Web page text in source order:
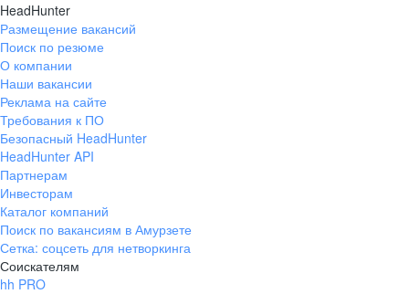
HeadHunter
Размещение вакансий
Поиск по резюме
О компании
Наши вакансии
Реклама на сайте
Требования к ПО
Безопасный HeadHunter
HeadHunter API
Партнерам
Инвесторам
Каталог компаний
Поиск по вакансиям в Амурзете
Сетка: соцсеть для нетворкинга
Соискателям
hh PRO